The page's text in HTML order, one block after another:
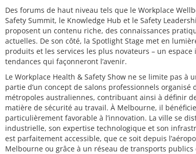
Des forums de haut niveau tels que le Workplace
Safety Summit, le Knowledge Hub et le Safety
proposent un contenu riche, des connaissances
actuelles. De son côté, la Spotlight Stage met en
produits et les services les plus novateurs – un
tendances qui façonneront l’avenir.
Le Workplace Health & Safety Show ne se limite pas à
partie d’un concept de salons professionnels organisé
métropoles australiennes, contribuant ainsi à définir
matière de sécurité au travail. À Melbourne, il
particulièrement favorable à l’innovation. La ville se
industrielle, son expertise technologique et son
est parfaitement accessible, que ce soit depuis
Melbourne ou grâce à un réseau de transports publics